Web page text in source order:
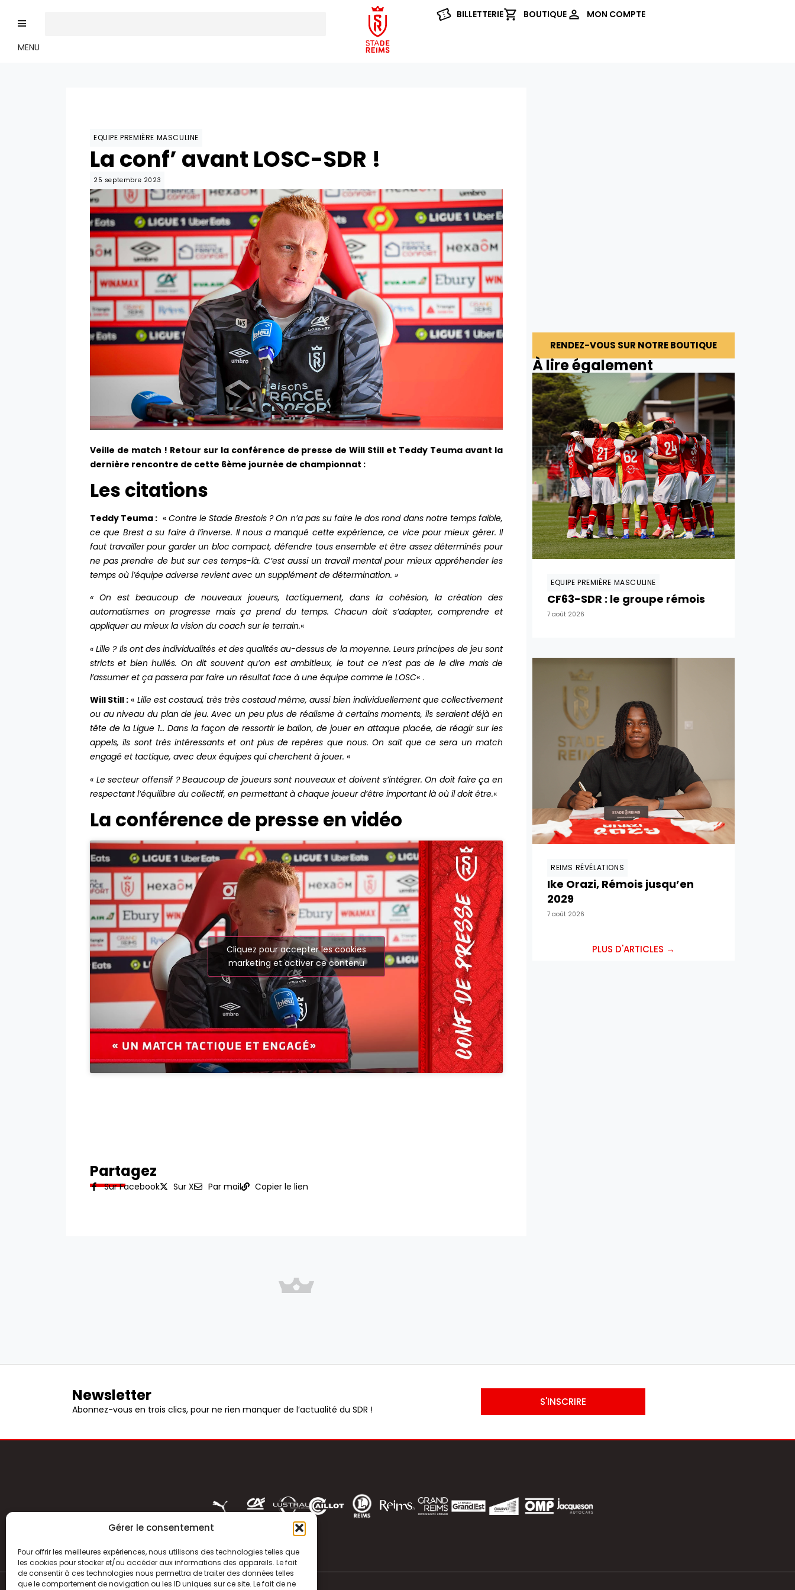
Gérer le consentement
Pour offrir les meilleures expériences, nous utilisons des technologies telles que
les cookies pour stocker et/ou accéder aux informations des appareils. Le fait
de consentir à ces technologies nous permettra de traiter des données telles
que le comportement de navigation ou les ID uniques sur ce site. Le fait de ne
MENU
BILLETTERIE BOUTIQUE MON COMPTE
EQUIPE PREMIÈRE MASCULINE
La conf’ avant LOSC-SDR !
25 septembre 2023
Veille de match ! Retour sur la conférence de presse de Will Still et Teddy Teuma avant la
dernière rencontre de cette 6ème journée de championnat :
Les citations
Teddy Teuma : « Contre le Stade Brestois ? On n’a pas su faire le dos rond dans notre temps faible,
ce que Brest a su faire à l’inverse. Il nous a manqué cette expérience, ce vice pour mieux gérer. Il
faut travailler pour garder un bloc compact, défendre tous ensemble et être assez déterminés pour
ne pas prendre de but sur ces temps-là. C’est aussi un travail mental pour mieux appréhender les
temps où l’équipe adverse revient avec un supplément de détermination. »
« On est beaucoup de nouveaux joueurs, tactiquement, dans la cohésion, la création des
automatismes on progresse mais ça prend du temps. Chacun doit s’adapter, comprendre et
appliquer au mieux la vision du coach sur le terrain.«
« Lille ? Ils ont des individualités et des qualités au-dessus de la moyenne. Leurs principes de jeu sont
stricts et bien huilés. On dit souvent qu’on est ambitieux, le tout ce n’est pas de le dire mais de
l’assumer et ça passera par faire un résultat face à une équipe comme le LOSC« .
Will Still : « Lille est costaud, très très costaud même, aussi bien individuellement que collectivement
ou au niveau du plan de jeu. Avec un peu plus de réalisme à certains moments, ils seraient déjà en
tête de la Ligue 1… Dans la façon de ressortir le ballon, de jouer en attaque placée, de réagir sur les
appels, ils sont très intéressants et ont plus de repères que nous. On sait que ce sera un match
engagé et tactique, avec deux équipes qui cherchent à jouer. «
« Le secteur offensif ? Beaucoup de joueurs sont nouveaux et doivent s’intégrer. On doit faire ça en
respectant l’équilibre du collectif, en permettant à chaque joueur d’être important là où il doit être.«
La conférence de presse en vidéo
Cliquez pour accepter les cookies
marketing et activer ce contenu
Partagez
Sur Facebook Sur X Par mail Copier le lien
RENDEZ-VOUS SUR NOTRE BOUTIQUE
À lire également
EQUIPE PREMIÈRE MASCULINE
CF63-SDR : le groupe rémois
7 août 2026
REIMS RÉVÉLATIONS
Ike Orazi, Rémois jusqu’en
2029
7 août 2026
PLUS D'ARTICLES →
Newsletter
Abonnez-vous en trois clics, pour ne rien manquer de l’actualité du SDR !
S'INSCRIRE